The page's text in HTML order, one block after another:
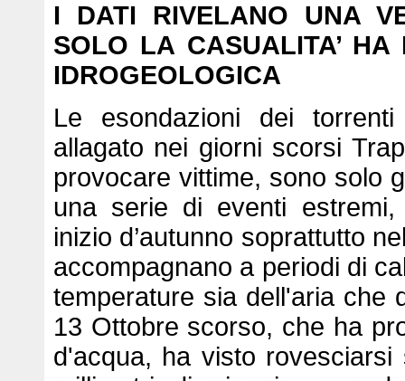
I DATI RIVELANO UNA
SOLO LA CASUALITA’ HA
IDROGEOLOGICA
Le esondazioni dei
allagato nei giorni scorsi
provocare vittime, sono solo
una serie di eventi
inizio d’autunno soprattutto
accompagnano a periodi di
temperature sia dell'aria che
13 Ottobre scorso, che ha
d'acqua, ha visto